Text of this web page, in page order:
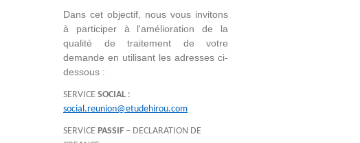
Dans cet objectif, nous vous invitons
à participer à l'amélioration de la
qualité de traitement de votre
demande en utilisant les adresses ci-
dessous :
SERVICE SOCIAL :
social.reunion@etudehirou.com
SERVICE PASSIF – DECLARATION DE